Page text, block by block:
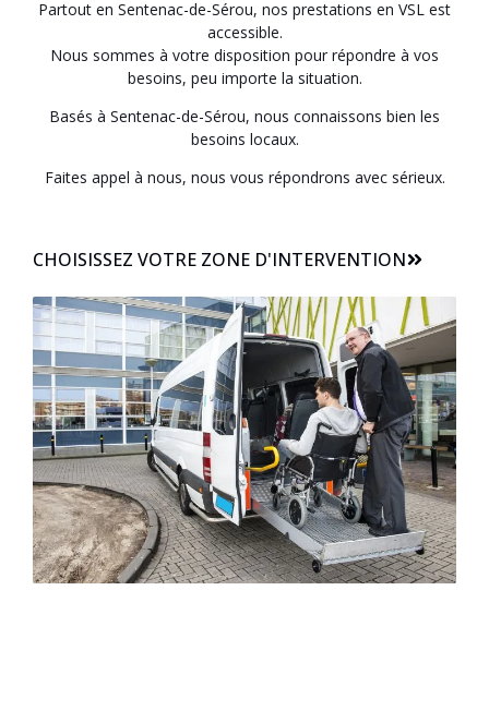
Partout en Sentenac-de-Sérou, nos prestations en VSL est
accessible.
Nous sommes à votre disposition pour répondre à vos
besoins, peu importe la situation.
Basés à Sentenac-de-Sérou, nous connaissons bien les
besoins locaux.
Faites appel à nous, nous vous répondrons avec sérieux.
CHOISISSEZ VOTRE ZONE D'INTERVENTION